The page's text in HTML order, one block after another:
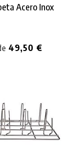
Acero Inox
49,50 €